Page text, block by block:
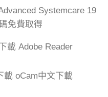
Systemcare 19
免費取得
載 Adobe Reader
載 oCam中文下載